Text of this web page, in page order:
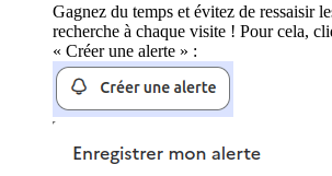
Gagnez du temps et évitez de ressaisir
recherche à chaque visite ! Pour cela,
« Créer une alerte » :